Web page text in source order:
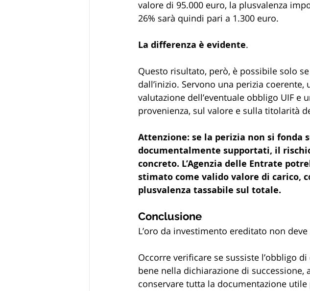
valore di 95.000 euro, la plusvalenza
26% sarà quindi pari a 1.300 euro.
La differenza è evidente.
Questo risultato, però, è possibile solo
dall’inizio. Servono una perizia
valutazione dell’eventuale obbligo UIF e
provenienza, sul valore e sulla titolarità
Attenzione: se la perizia non si
documentalmente supportati, il
concreto. L’Agenzia delle Entrate
stimato come valido valore di carico,
plusvalenza tassabile sul totale.
Conclusione
L’oro da investimento ereditato non
Occorre verificare se sussiste l’obbligo
bene nella dichiarazione di
conservare tutta la documentazione